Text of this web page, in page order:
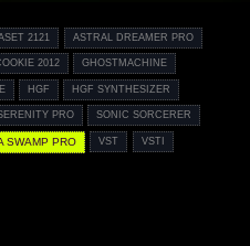
2121 ASTRAL DREAMER PRO
2012 GHOSTMACHINE
HGF HGF SYNTHESIZER
PRO SONIC SORCERER
SWAMP PRO VST VSTI